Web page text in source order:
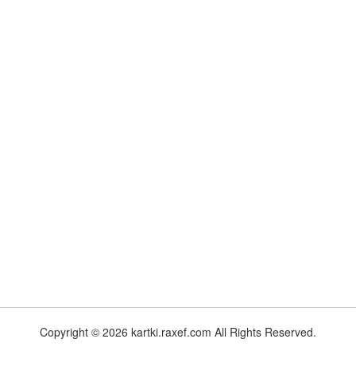
Copyright © 2026 kartki.raxef.com All Rights Reserved.